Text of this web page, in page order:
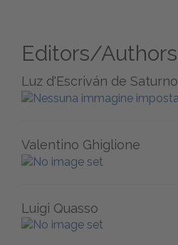
Editors/Authors
Luz d'Escriván de Saturno
Valentino Ghiglione
Luigi Quasso